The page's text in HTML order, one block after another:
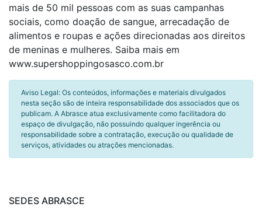
mais de 50 mil pessoas com as suas campanhas
sociais, como doação de sangue, arrecadação de
alimentos e roupas e ações direcionadas aos direitos
de meninas e mulheres. Saiba mais em
www.supershoppingosasco.com.br
Aviso Legal: Os conteúdos, informações e materiais divulgados
nesta seção são de inteira responsabilidade dos associados que os
publicam. A Abrasce atua exclusivamente como facilitadora do
espaço de divulgação, não possuindo qualquer ingerência ou
responsabilidade sobre a contratação, execução ou qualidade de
serviços, atividades ou atrações mencionadas.
SEDES ABRASCE